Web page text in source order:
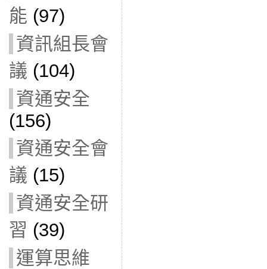
能 (97)
資訊組長會
議 (104)
資通安全
(156)
資通安全會
議 (15)
資通安全研
習 (39)
運算思維